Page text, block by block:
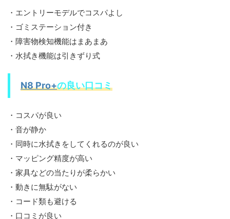
・エントリーモデルでコスパよし
・ゴミステーション付き
・障害物検知機能はまあまあ
・水拭き機能は引きずり式
N8 Pro+の良い口コミ
・コスパが良い
・音が静か
・同時に水拭きをしてくれるのが良い
・マッピング精度が高い
・家具などの当たりが柔らかい
・動きに無駄がない
・コード類も避ける
・口コミが良い